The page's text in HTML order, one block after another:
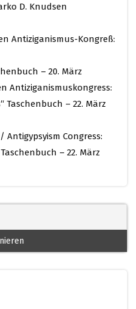
D. Knudsen
Antiziganismus-Kongreß:
– 20. März
Antiziganismuskongress:
Taschenbuch – 22. März
Congress:
– 22. März